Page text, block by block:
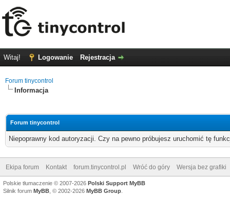
Witaj! Logowanie Rejestracja
Forum tinycontrol
Informacja
Forum tinycontrol
Niepoprawny kod autoryzacji. Czy na pewno próbujesz uruchomić tę
Ekipa forum Kontakt forum.tinycontrol.pl Wróć do góry Wersja bez grafiki
Polskie tłumaczenie © 2007-2026 Polski Support MyBB
Silnik forum MyBB , © 2002-2026 MyBB Group